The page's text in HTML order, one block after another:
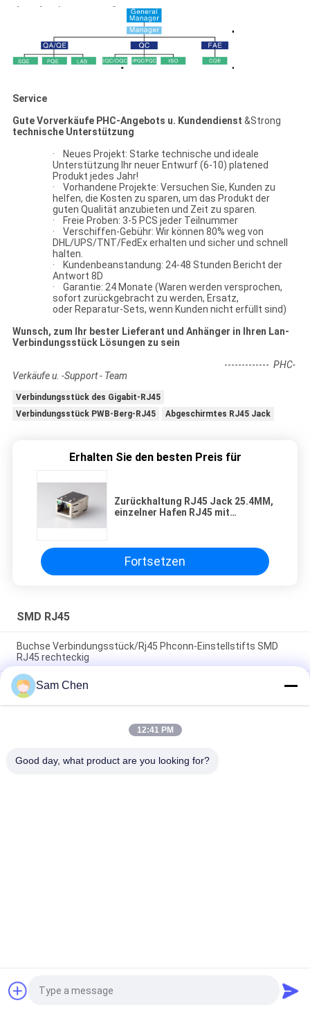
Service
Gute Vorverkäufe PHC-Angebots u. Kundendienst &Strong
technische Unterstützung
· Neues Projekt: Starke technische und ideale
Unterstützung Ihr neuer Entwurf (6-10) platened
Produkt jedes Jahr!
· Vorhandene Projekte: Versuchen Sie, Kunden zu
helfen, die Kosten zu sparen, um das Produkt der
guten Qualität anzubieten und Zeit zu sparen.
· Freie Proben: 3-5 PCS jeder Teilnummer
· Verschiffen-Gebühr: Wir können 80% weg von
DHL/UPS/TNT/FedEx erhalten und sicher und schnell
halten.
· Kundenbeanstandung: 24-48 Stunden Bericht der
Antwort 8D
· Garantie: 24 Monate (Waren werden versprochen,
sofort zurückgebracht zu werden, Ersatz,
oder Reparatur-Sets, wenn Kunden nicht erfüllt sind)
Wunsch, zum Ihr bester Lieferant und Anhänger in Ihren Lan-
Verbindungsstück Lösungen zu sein
------------- PHC-
Verkäufe u. -Support - Team
Verbindungsstück des Gigabit-RJ45
Verbindungsstück PWB-Berg-RJ45
Abgeschirmtes RJ45 Jack
Erhalten Sie den besten Preis für
Zurückhaltung RJ45 Jack 25.4MM,
einzelner Hafen RJ45 mit
Fortsetzen
SMD RJ45
Buchse Verbindungsstück/Rj45 Phconn-Einstellstifts SMD
RJ45 rechteckig
Kleines RJ45 modularer Jack Vertikale abgeschirmtes SMT
mit Spitzen-Eintritt WR-MJ 634108185321 des Lötmittel-
Vorsprungs-8P8C
Kundengebundener 125 VAC-Effektivwert 18.1L SMD RJ45 für
Fordern Sie ein Angebot
Sam Chen
12:41 PM
Good day, what product are you looking for?